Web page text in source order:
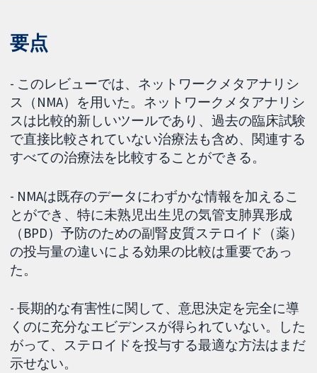
要点
- このレビューでは、ネットワークメタアナリシ
ス（NMA）を用いた。ネットワークメタアナリシ
スは比較的新しいツールであり、過去の臨床試験
で直接比較されていない治療法も含め、関連する
すべての治療法を比較することができる。
- NMAは既存のデータにわずかな情報を加えるこ
とができ、特に未熟児出生児の気管支肺異形成
（BPD）予防のための副腎皮質ステロイド（薬）
の投与量の違いによる効果の比較は重要であっ
た。
- 長期的な有害性に関して、意思決定を完全に導
くのに充分なエビデンスが得られていない。した
がって、ステロイドを投与する最適な方法はまだ
示せない。